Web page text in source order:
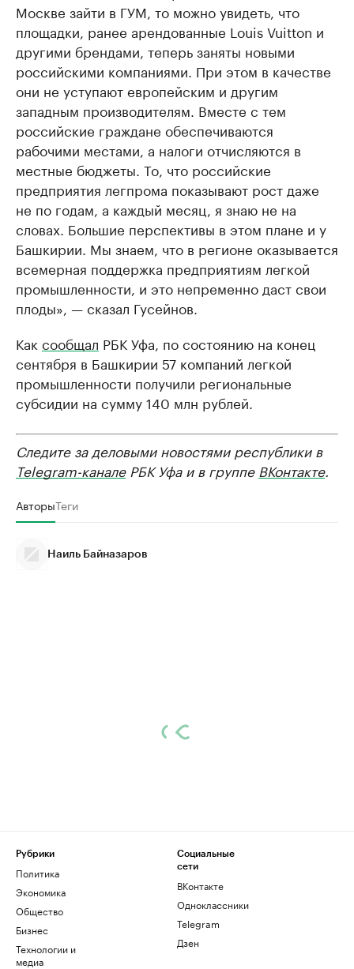
Москве зайти в ГУМ, то можно увидеть, что
площадки, ранее арендованные Louis Vuitton и
другими брендами, теперь заняты новыми
российскими компаниями. При этом в качестве
они не уступают европейским и другим
западным производителям. Вместе с тем
российские граждане обеспечиваются
рабочими местами, а налоги отчисляются в
местные бюджеты. То, что российские
предприятия легпрома показывают рост даже
не по годам, а каждый месяц, я знаю не на
словах. Большие перспективы в этом плане и у
Башкирии. Мы знаем, что в регионе оказывается
всемерная поддержка предприятиям легкой
промышленности, и это непременно даст свои
плоды», — сказал Гусейнов.
Как сообщал РБК Уфа, по состоянию на конец
сентября в Башкирии 57 компаний легкой
промышленности получили региональные
субсидии на сумму 140 млн рублей.
Следите за деловыми новостями республики в
Telegram-каналеРБК Уфа и в группе ВКонтакте.
АвторыТеги
Наиль Байназаров
Рубрики
Политика
Экономика
Общество
Бизнес
Технологии и
медиа
Социальные
сети
ВКонтакте
Одноклассники
Telegram
Дзен